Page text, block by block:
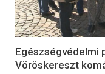
Egészségvédelmi
Vöröskereszt